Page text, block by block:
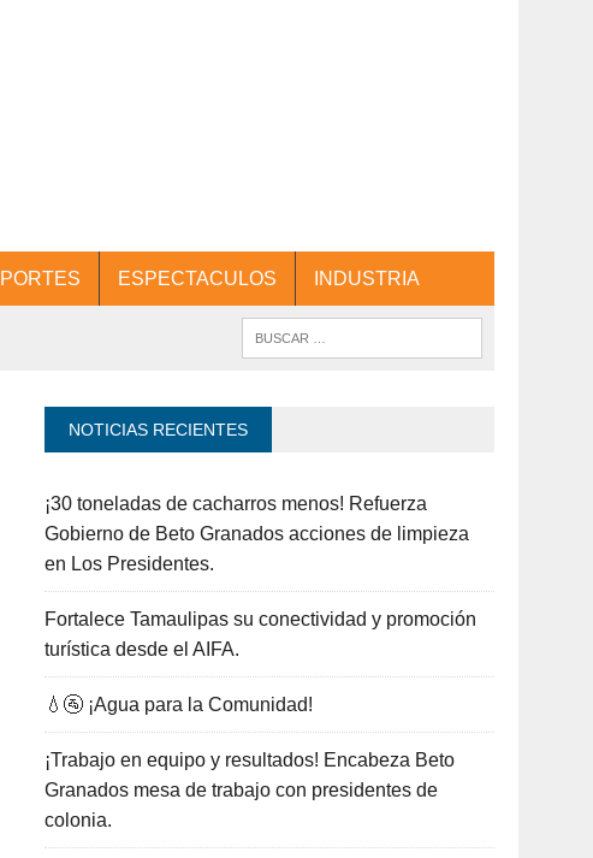
ESPECTACULOS INDUSTRIA
NOTICIAS RECIENTES
¡30 toneladas de cacharros menos! Refuerza
Gobierno de Beto Granados acciones de limpieza
en Los Presidentes.
Fortalece Tamaulipas su conectividad y promoción
turística desde el AIFA.
💧🚰 ¡Agua para la Comunidad!
¡Trabajo en equipo y resultados! Encabeza Beto
Granados mesa de trabajo con presidentes de
colonia.